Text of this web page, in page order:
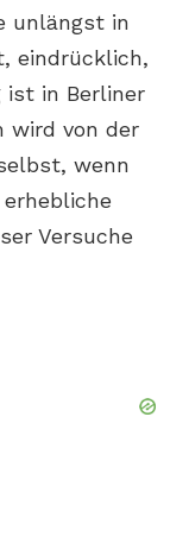
unlängst in
eindrücklich,
ist in Berliner
wird von der
wenn
Versuche